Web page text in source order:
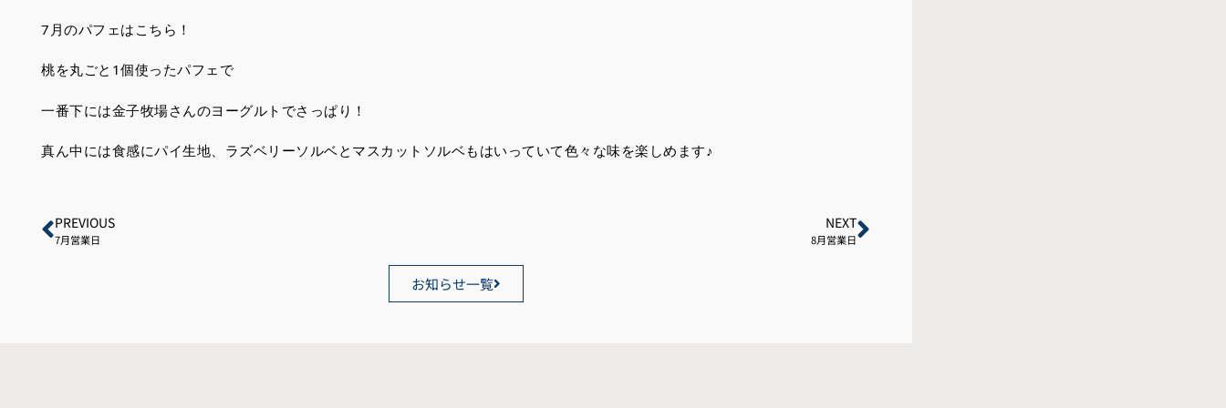
7月のパフェはこちら！
桃を丸ごと1個使ったパフェで
一番下には金子牧場さんのヨーグルトでさっぱり！
真ん中には食感にパイ生地、ラズベリーソルベとマスカットソルベもはいっていて色々な味を楽しめます♪
PREVIOUS
7月営業日
NEXT
8月営業日
お知らせ一覧